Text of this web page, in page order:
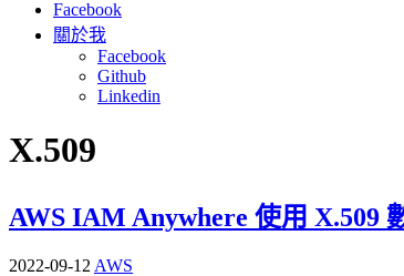
Facebook
關於我
Facebook
Github
Linkedin
X.509
AWS IAM Anywhere 使用 X.509
2022-09-12 AWS